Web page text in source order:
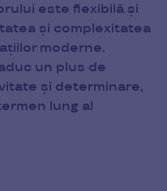
este flexibilă și
și complexitatea
moderne.
un plus de
și determinare,
lung al